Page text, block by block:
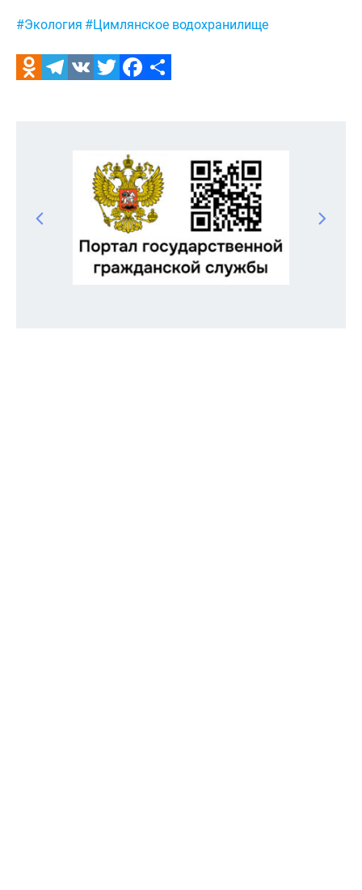
Метки:
#Экология #Цимлянское водохранилище